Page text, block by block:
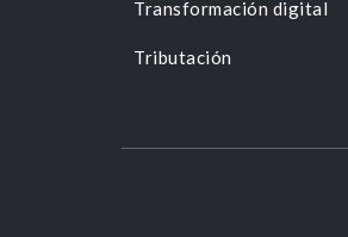
Transformación digital
Tributación